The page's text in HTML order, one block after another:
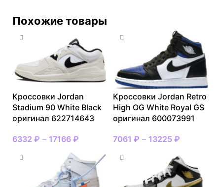
Похожие товары
Кроссовки Jordan
Stadium 90 White Black
оригинал 622714643
6332 ₽ – 17166 ₽
Кроссовки Jordan Retro
High OG White Royal GS
оригинал 600073991
7061 ₽ – 13225 ₽